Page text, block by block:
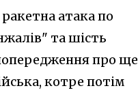
атака по
та шість
про ще
котре потім